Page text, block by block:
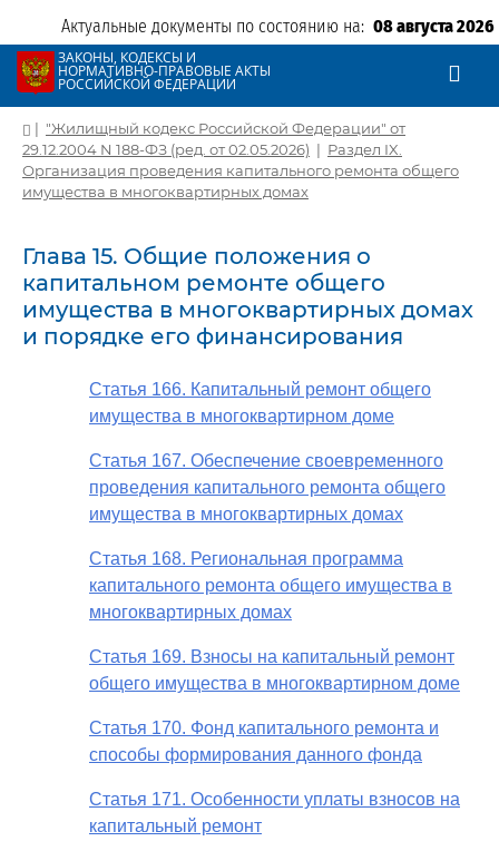
Актуальные документы по состоянию на: 08 августа 2026
ЗАКОНЫ, КОДЕКСЫ И
НОРМАТИВНО-ПРАВОВЫЕ АКТЫ
РОССИЙСКОЙ ФЕДЕРАЦИИ
| "Жилищный кодекс Российской Федерации" от
29.12.2004 N 188-ФЗ (ред. от 02.05.2026) | Раздел IX.
Организация проведения капитального ремонта общего
имущества в многоквартирных домах
Глава 15. Общие положения о
капитальном ремонте общего
имущества в многоквартирных домах
и порядке его финансирования
Статья 166. Капитальный ремонт общего
имущества в многоквартирном доме
Статья 167. Обеспечение своевременного
проведения капитального ремонта общего
имущества в многоквартирных домах
Статья 168. Региональная программа
капитального ремонта общего имущества в
многоквартирных домах
Статья 169. Взносы на капитальный ремонт
общего имущества в многоквартирном доме
Статья 170. Фонд капитального ремонта и
способы формирования данного фонда
Статья 171. Особенности уплаты взносов на
капитальный ремонт